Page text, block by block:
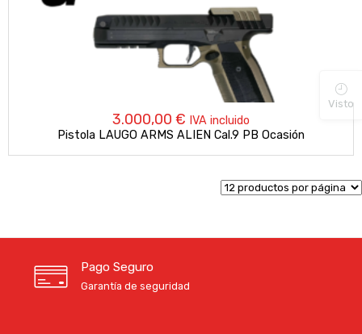
3.000,00 € IVA incluido
Pistola LAUGO ARMS ALIEN Cal.9 PB Ocasión
Pago Seguro
Garantía de seguridad
Visto